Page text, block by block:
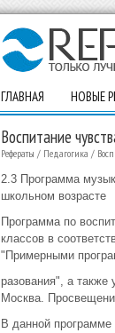
ГЛАВНАЯ НОВЫЕ
Воспитание
Рефераты / Педагогика /
2.3 Программа
школьном возрасте
Программа по
классов в
"Примерными
разования", а
Москва.
В данной